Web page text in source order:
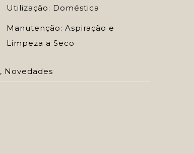
Utilização: Doméstica
Manutenção: Aspiração e
Limpeza a Seco
, Novedades